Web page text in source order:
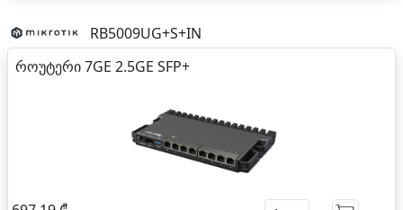
RB5009UG+S+IN
როუტერი 7GE 2.5GE SFP+